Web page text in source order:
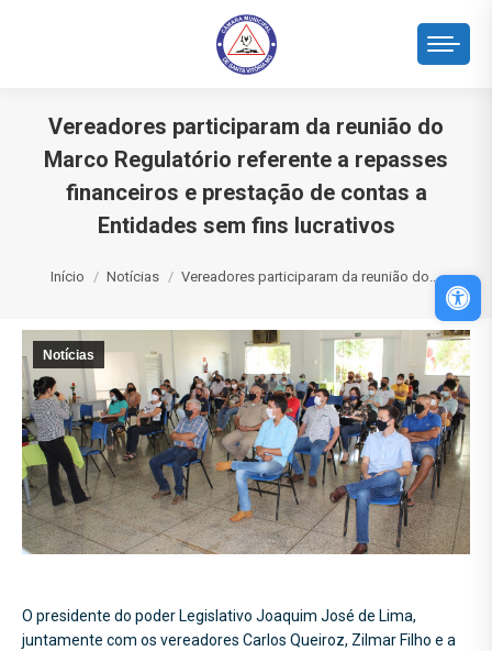
Vereadores participaram da reunião do
Marco Regulatório referente a repasses
financeiros e prestação de contas a
Entidades sem fins lucrativos
Início Notícias Vereadores participaram da reunião do…
Notícias
O presidente do poder Legislativo Joaquim José de Lima,
juntamente com os vereadores Carlos Queiroz, Zilmar Filho e a